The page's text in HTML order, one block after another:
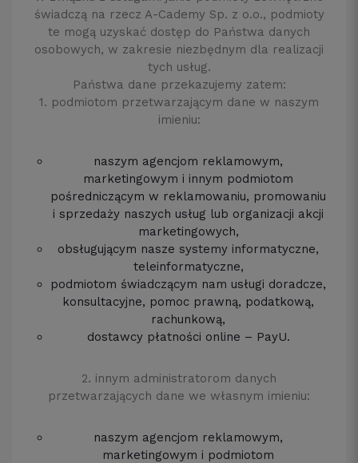
świadczą na rzecz A-Cademy Sp. z o.o., podmioty
te mogą uzyskać dostęp do Państwa danych
osobowych, w zakresie niezbędnym dla realizacji
tych usług.
Państwa dane przekazujemy zatem:
1. podmiotom przetwarzającym dane w naszym
imieniu:
naszym agencjom reklamowym,
marketingowym i innym podmiotom
pośredniczącym w reklamowaniu, promowaniu
i sprzedaży naszych usług lub organizacji akcji
marketingowych,
obsługującym nasze systemy informatyczne,
teleinformatyczne,
podmiotom świadczącym nam usługi doradcze,
konsultacyjne, pomoc prawną, podatkową,
rachunkową,
dostawcy płatności online – PayU.
2. innym administratorom danych
przetwarzających dane we własnym imieniu:
naszym agencjom reklamowym,
marketingowym i podmiotom